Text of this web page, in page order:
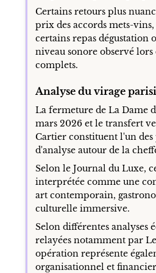
Certains retours plus
prix des accords mets-
certains repas dégustation
niveau sonore observé lors
complets.
Analyse du virage
La fermeture de La Dame
mars 2026 et le transfert
Cartier constituent l'un
d'analyse autour de la
Selon le Journal du Luxe,
interprétée comme une
art contemporain,
culturelle immersive.
Selon différentes analyses
relayées notamment par
opération représente
organisationnel et